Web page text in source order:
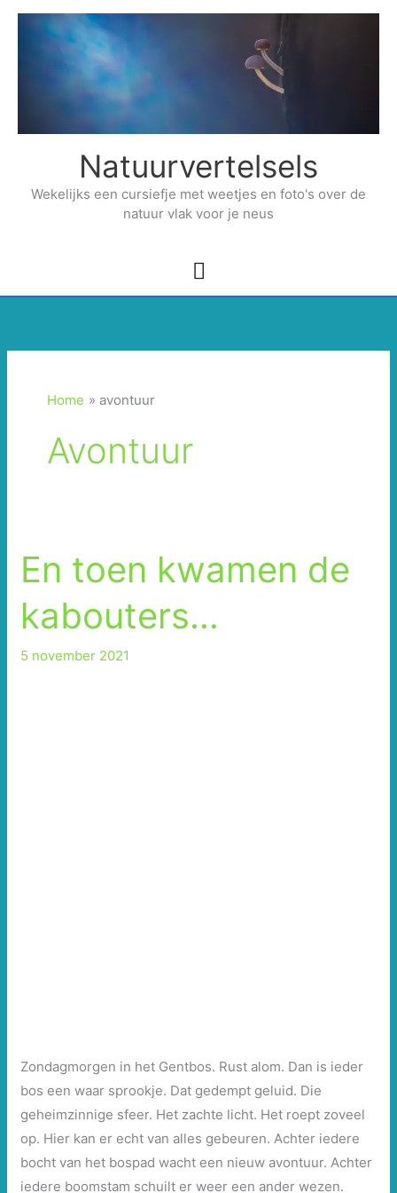
Natuurvertelsels
Wekelijks een cursiefje met weetjes en foto's over de
natuur vlak voor je neus
Hoofdmenu
Home avontuur
Avontuur
En toen kwamen de
kabouters…
5 november 2021
Zondagmorgen in het Gentbos. Rust alom. Dan is ieder
bos een waar sprookje. Dat gedempt geluid. Die
geheimzinnige sfeer. Het zachte licht. Het roept zoveel
op. Hier kan er echt van alles gebeuren. Achter iedere
bocht van het bospad wacht een nieuw avontuur. Achter
iedere boomstam schuilt er weer een ander wezen.